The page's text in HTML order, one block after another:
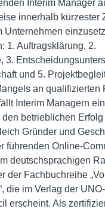
Interim Manager
innerhalb kürzester
Unternehmen
1. Auftragsklärung, 2.
3.
und 5.
an qualifizierten
Interim Managern
betrieblichen Erfolg
Gründer und
führenden Online-
deutschsprachigen
der Fachbuchreihe
die im Verlag der
erscheint. Als